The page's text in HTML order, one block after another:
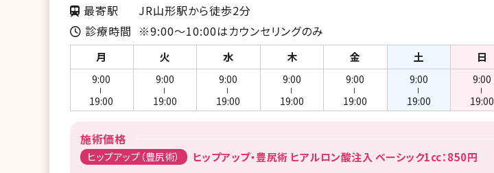
最寄駅
JR山形駅から徒歩2分
診療時間 ※9:00～10:00はカウンセリングのみ
月 火 水 木 金 土 日
9:00
19:00
9:00
19:00
9:00
19:00
9:00
19:00
9:00
19:00
9:00
19:00
9:00
19:00
施術価格
ヒップアップ（豊尻術） ヒップアップ・豊尻術 ヒアルロン酸注入 ベーシック1cc：850円